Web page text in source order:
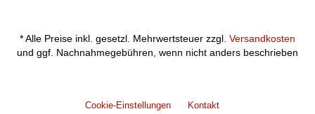
* Alle Preise inkl. gesetzl. Mehrwertsteuer zzgl. Versandkosten
und ggf. Nachnahmegebühren, wenn nicht anders beschrieben
Cookie-Einstellungen Kontakt